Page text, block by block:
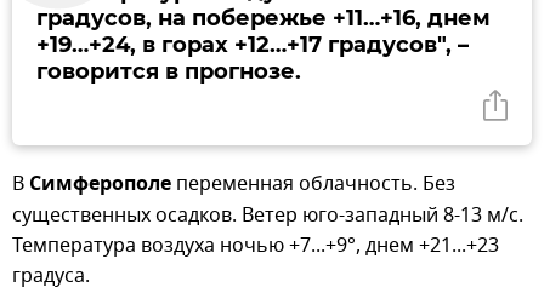
градусов, на побережье +11…+16, днем
+19…+24, в горах +12…+17 градусов", –
говорится в прогнозе.
В Симферополе переменная облачность. Без
существенных осадков. Ветер юго-западный 8-13 м/с.
Температура воздуха ночью +7...+9°, днем +21...+23
градуса.